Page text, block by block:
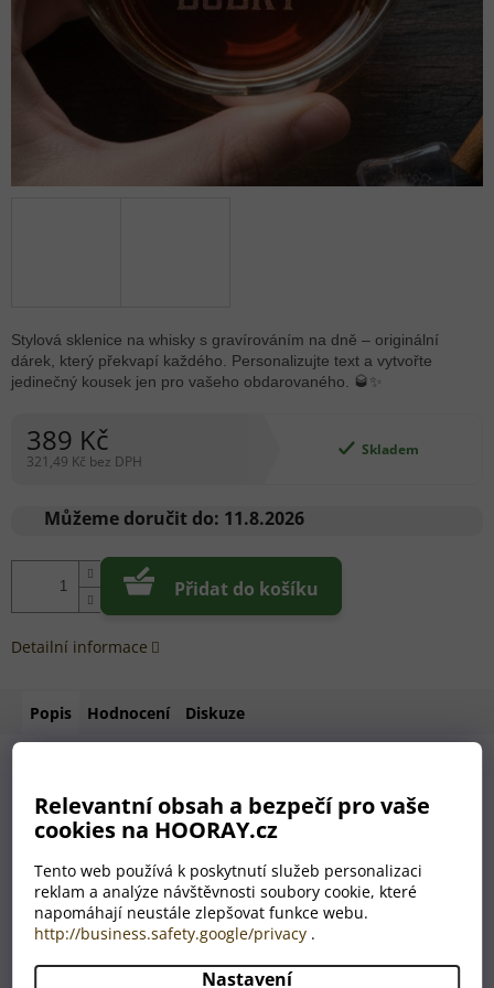
Relevantní obsah a bezpečí pro vaše
cookies na HOORAY.cz
Tento web používá k poskytnutí služeb personalizaci
reklam a analýze návštěvnosti soubory cookie, které
napomáhají neustále zlepšovat funkce webu.
http://business.safety.google/privacy .
Nastavení
389 Kč
321,49 Kč bez DPH
cena:
Skladem
Můžeme doručit do: 11.8.2026
Přidat do košíku
Stylová sklenice na whisky s gravírováním na dně – originální
dárek, který překvapí každého. Personalizujte text a vytvořte
jedinečný kousek jen pro vašeho obdarovaného. 🥃✨
Detailní informace
Popis Hodnocení Diskuze
Našepersonalizovaná sklenice na whisky s
gravírováním na dněje přesně tím pravým překvapením.
Každý doušek whisky odhalí originální motiv nebovámi
zvolený text, který se objeví pod hladinou nápoje. Tento
detail zaručí „wow efekt“ a okamžitě promění obyčejné pití
whisky v nezapomenutelný zážitek.
✔️ Možnost vlastního textu nebo výběru z originálních motivů